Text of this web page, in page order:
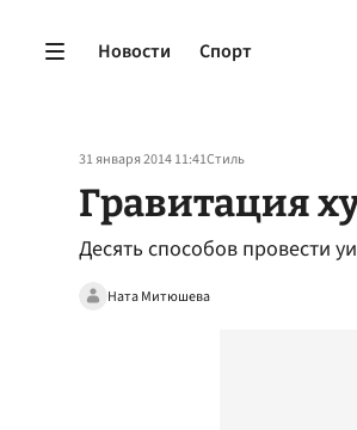
Новости Спорт
31 января 2014 11:41Стиль
Гравитация
Десять способов провести
Ната Митюшева